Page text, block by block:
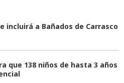
incluirá a Bañados de Carrasco
que 138 niños de hasta 3 años